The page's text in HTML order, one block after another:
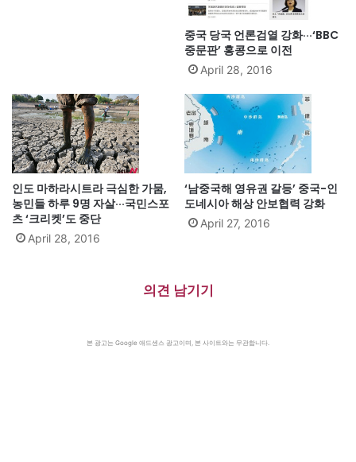
중국 당국 언론검열 강화···‘BBC
중문판’ 홍콩으로 이전
April 28, 2016
인도 마하라시트라 극심한 가뭄,
농민들 하루 9명 자살···국민스포
츠 ‘크리켓’도 중단
April 28, 2016
‘남중국해 영유권 갈등’ 중국-인
도네시아 해상 안보협력 강화
April 27, 2016
의견 남기기
본 광고는 Google 애드센스 광고이며, 본 사이트와는 무관합니다.